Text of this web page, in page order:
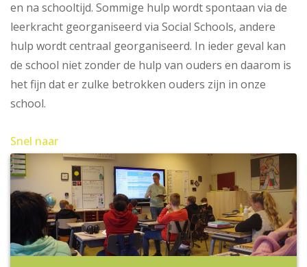
en na schooltijd. Sommige hulp wordt spontaan via de
leerkracht georganiseerd via Social Schools, andere
hulp wordt centraal georganiseerd. In ieder geval kan
de school niet zonder de hulp van ouders en daarom is
het fijn dat er zulke betrokken ouders zijn in onze
school.
Snel naar